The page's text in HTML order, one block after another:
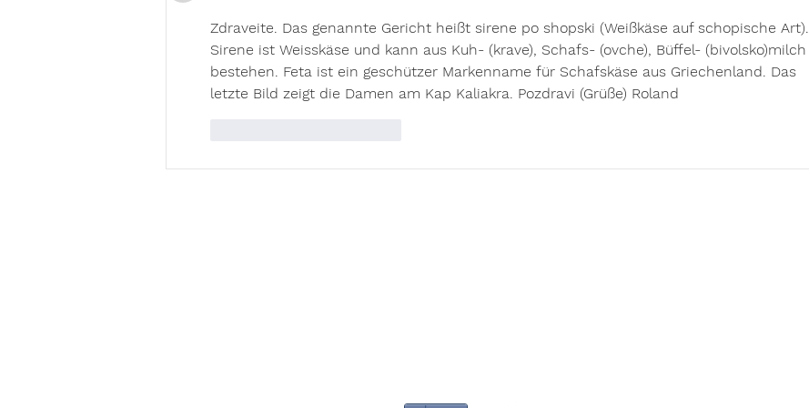
Zdraveite. Das genannte Gericht heißt sirene po shopski (Weißkäse auf schopische Art).
Sirene ist Weisskäse und kann aus Kuh- (krave), Schafs- (ovche), Büffel- (bivolsko)milch
bestehen. Feta ist ein geschützer Markenname für Schafskäse aus Griechenland. Das
letzte Bild zeigt die Damen am Kap Kaliakra. Pozdravi (Grüße) Roland